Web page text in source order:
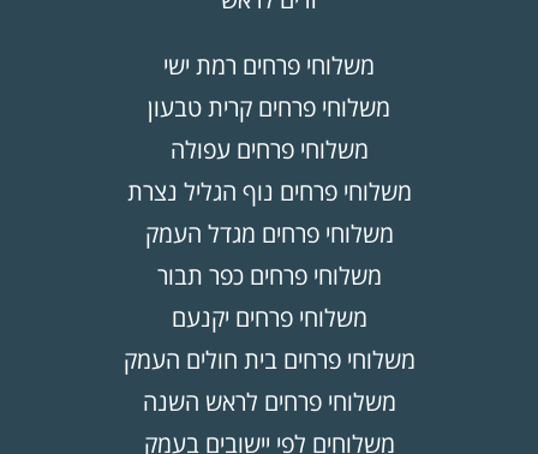
משלוחי פרחים רמת ישי
משלוחי פרחים קרית טבעון
משלוחי פרחים עפולה
משלוחי פרחים נוף הגליל נצרת
משלוחי פרחים מגדל העמק
משלוחי פרחים כפר תבור
משלוחי פרחים יקנעם
משלוחי פרחים בית חולים העמק
משלוחי פרחים לראש השנה
משלוחים לפי יישובים בעמק